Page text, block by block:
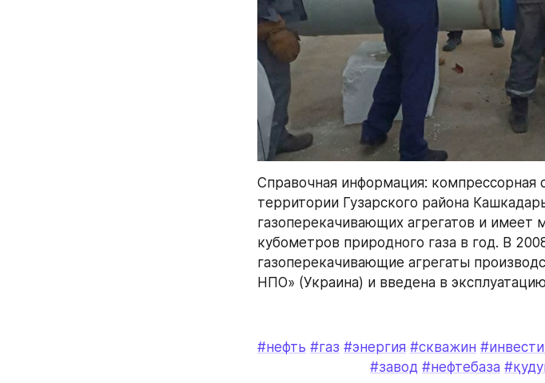
Справочная информация:
территории Гузарского района
газоперекачивающих агрегатов и имеет
кубометров природного газа в год. В
газоперекачивающие агрегаты
НПО» (Украина) и введена в
#нефть #газ #энергия #скважин
#завод #нефтебаза